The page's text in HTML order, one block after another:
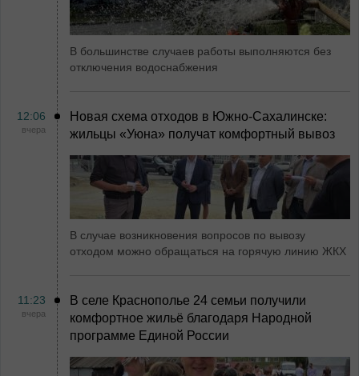
В большинстве случаев работы выполняются без
отключения водоснабжения
12:06
вчера
Новая схема отходов в Южно-Сахалинске:
жильцы «Уюна» получат комфортный вывоз
В случае возникновения вопросов по вывозу
отходом можно обращаться на горячую линию ЖКХ
11:23
вчера
В селе Краснополье 24 семьи получили
комфортное жильё благодаря Народной
программе Единой России